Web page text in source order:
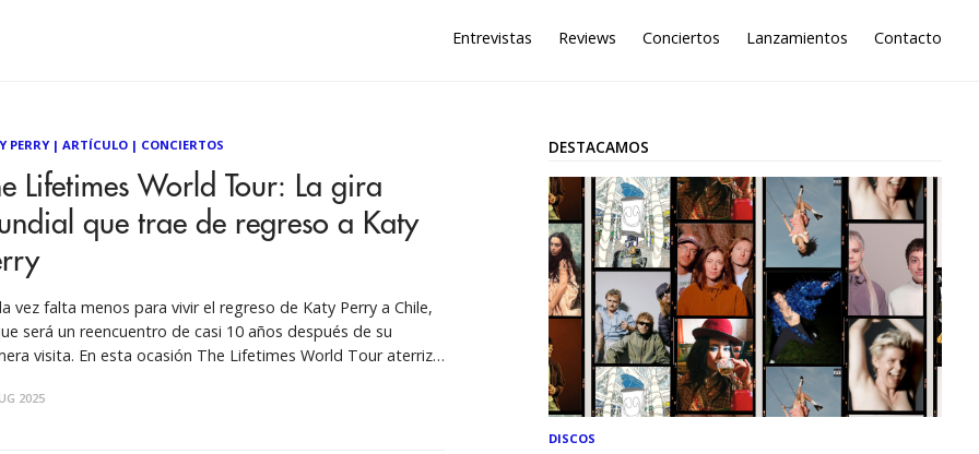
Entrevistas Reviews Conciertos Lanzamientos Contacto
PERRY| ARTÍCULO| CONCIERTOS
Lifetimes World Tour: La gira
que trae de regreso a Katy
vez falta menos para vivir el regreso de Katy Perry a Chile,
será un reencuentro de casi 10 años después de su
visita. En esta ocasión The Lifetimes World Tour aterriza
el
2025
DESTACAMOS
DISCOS